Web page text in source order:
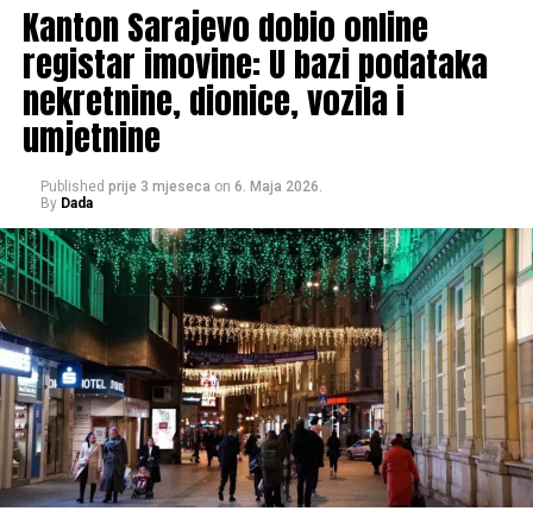
Kanton Sarajevo dobio online
registar imovine: U bazi podataka
nekretnine, dionice, vozila i
umjetnine
Published prije 3 mjeseca on 6. Maja 2026.
By Dada